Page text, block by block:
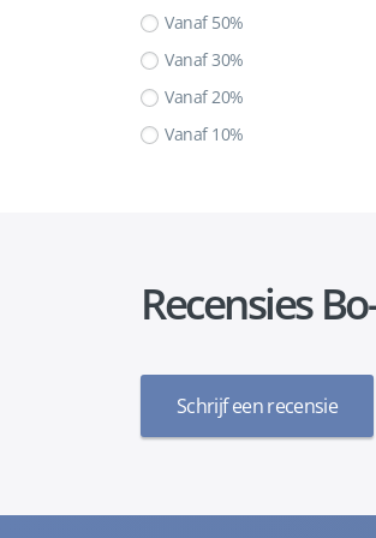
Vanaf 50%
Vanaf 30%
Vanaf 20%
Vanaf 10%
Recensies
Schrijf een recensie